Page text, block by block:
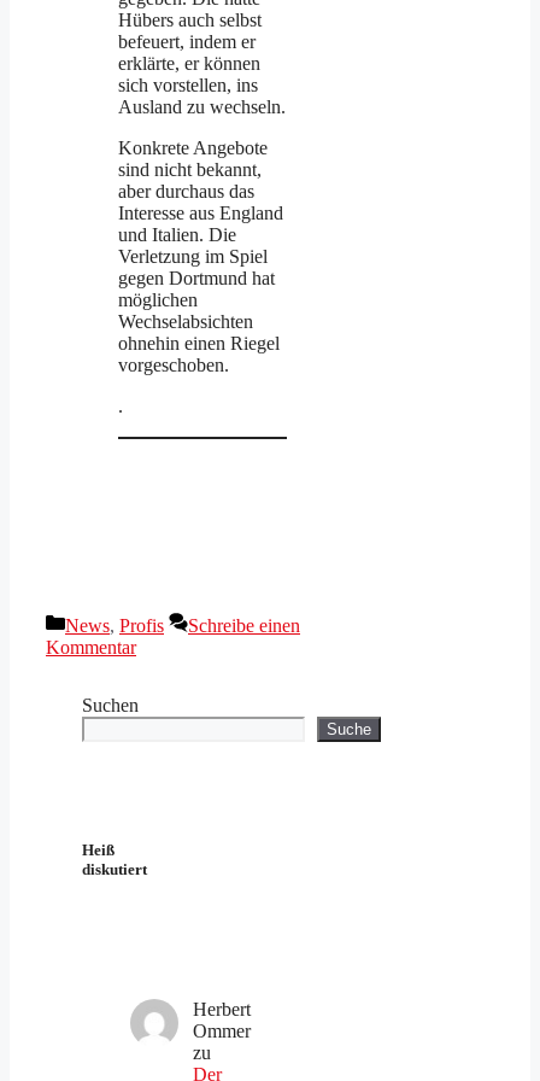
Hübers auch selbst
befeuert, indem er
erklärte, er können
sich vorstellen, ins
Ausland zu wechseln.
Konkrete Angebote
sind nicht bekannt,
aber durchaus das
Interesse aus England
und Italien. Die
Verletzung im Spiel
gegen Dortmund hat
möglichen
Wechselabsichten
ohnehin einen Riegel
vorgeschoben.
.
Kategorien
News, Profis
Schreibe einen
Kommentar
Suchen
Suche
Heiß
diskutiert
Herbert
Ommer
zu
Der